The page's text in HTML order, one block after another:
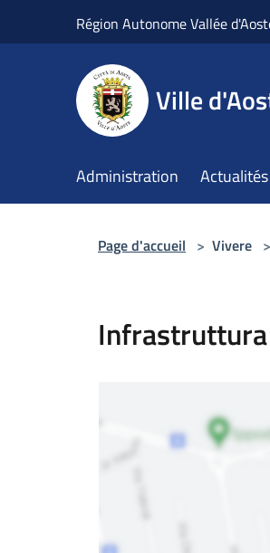
Région Autonome Vallée
Ville
Administration Actualités
Page d'accueil > Vivere >